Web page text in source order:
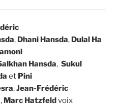
, Dhani Hansda, Dulal Ha
Hansda, Sukul
et Pini
,Jean-Frédéric
, Marc Hatzfeldvoix